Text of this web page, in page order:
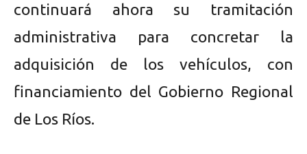
continuará ahora su tramitación
administrativa para concretar la
adquisición de los vehículos, con
financiamiento del Gobierno Regional
de Los Ríos.